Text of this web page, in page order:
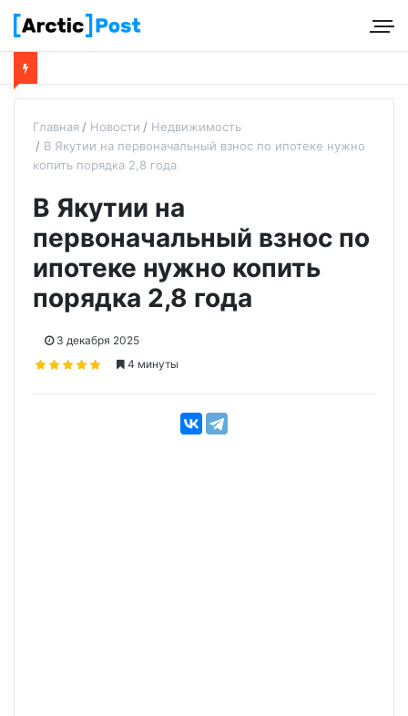
Главная Новости
Недвижимость
В Якутии на первоначальный взнос по ипотеке нужно
копить порядка 2,8 года
В Якутии на
первоначальный взнос по
ипотеке нужно копить
порядка 2,8 года
3 декабря 2025
4 минуты